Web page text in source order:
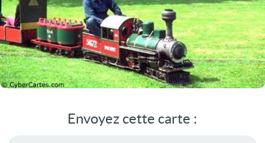
Envoyez cette carte :